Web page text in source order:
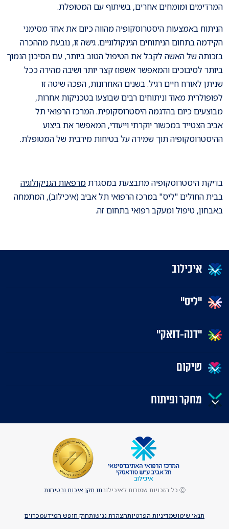
המרדימים ומומחים אחרים, בשיתוף עם המטופלת.
הניתוח באמצעות היסטרוסקופיה מהווה כיום את אחד מסימני
הקידמה בתחום הניתוחים הגינקולוגיים. גישה זו, נובעת מההכרה
בזכותה של האשה לקבל את הטיפול הטוב ביותר, עם הסיכון הנמוך
ביותר לסיבוכים והמאפשר אשפוז קצר יותר ושיבה מהירה ככל
שניתן לאורח חיים רגיל. בשנים האחרונות, הפכה שיטה זו
לפופולרית מאוד וניתוחים רבים שבוצעו בטכניקות אחרות,
מבוצעים כיום בהדגמה היסטרוסקופית. המרכז הרפואי תל
אביב הצטייד במכשור יוקרתי וייעודי, המאפשר את ביצוע
ההיסטרוסקופיה תוך שמירה על בטיחות מירבית של המטופלת.
בדיקת היסטרוסקופיה מתבצעת במסגרתמרפאות הגניקולוגיה
בבית החולים "ליס" במרכז הרפואי תל אביב (איכילוב), המתמחה
באבחון, טיפול ומעקב רפואי בתחום זה.
איכילוב
"ליס"
"דנה-דואק"
שיקום
מחקר ופיתוח
תנאי שימושמדיניות הפרטיותהצהרת נגישותחוק חופש המידעמכרזים
Ⓒ כל הזכויות שמורות לאיכילוב תו תקן איכות ובטיחות